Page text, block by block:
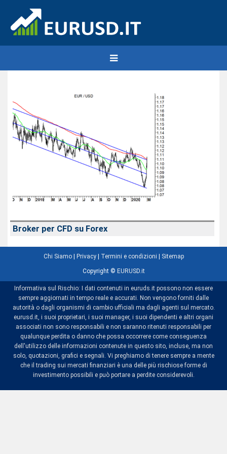
Broker per CFD su Forex
Chi Siamo| Privacy| Termini e condizioni Sitemap
Copyright © EURUSD.it
Informativa sul Rischio: I dati contenuti in euruds.it possono non essere
sempre aggiornati in tempo reale e accurati. Non vengono forniti dalle
autorità o dagli organismi di cambio ufficiali ma dagli agenti sul mercato.
eurusd.it, i suoi proprietari, i suoi manager, i suoi dipendenti e altri organi
associati non sono responsabili e non saranno ritenuti responsabili per
qualunque perdita o danno che possa occorrere come conseguenza
dell'utilizzo delle informazioni contenute in questo sito, incluse, ma non
solo, quotazioni, grafici e segnali. Vi preghiamo di tenere sempre a mente
che il trading sui mercati finanziari è una delle più rischiose forme di
investimento possibili e può portare a perdite considerevoli.